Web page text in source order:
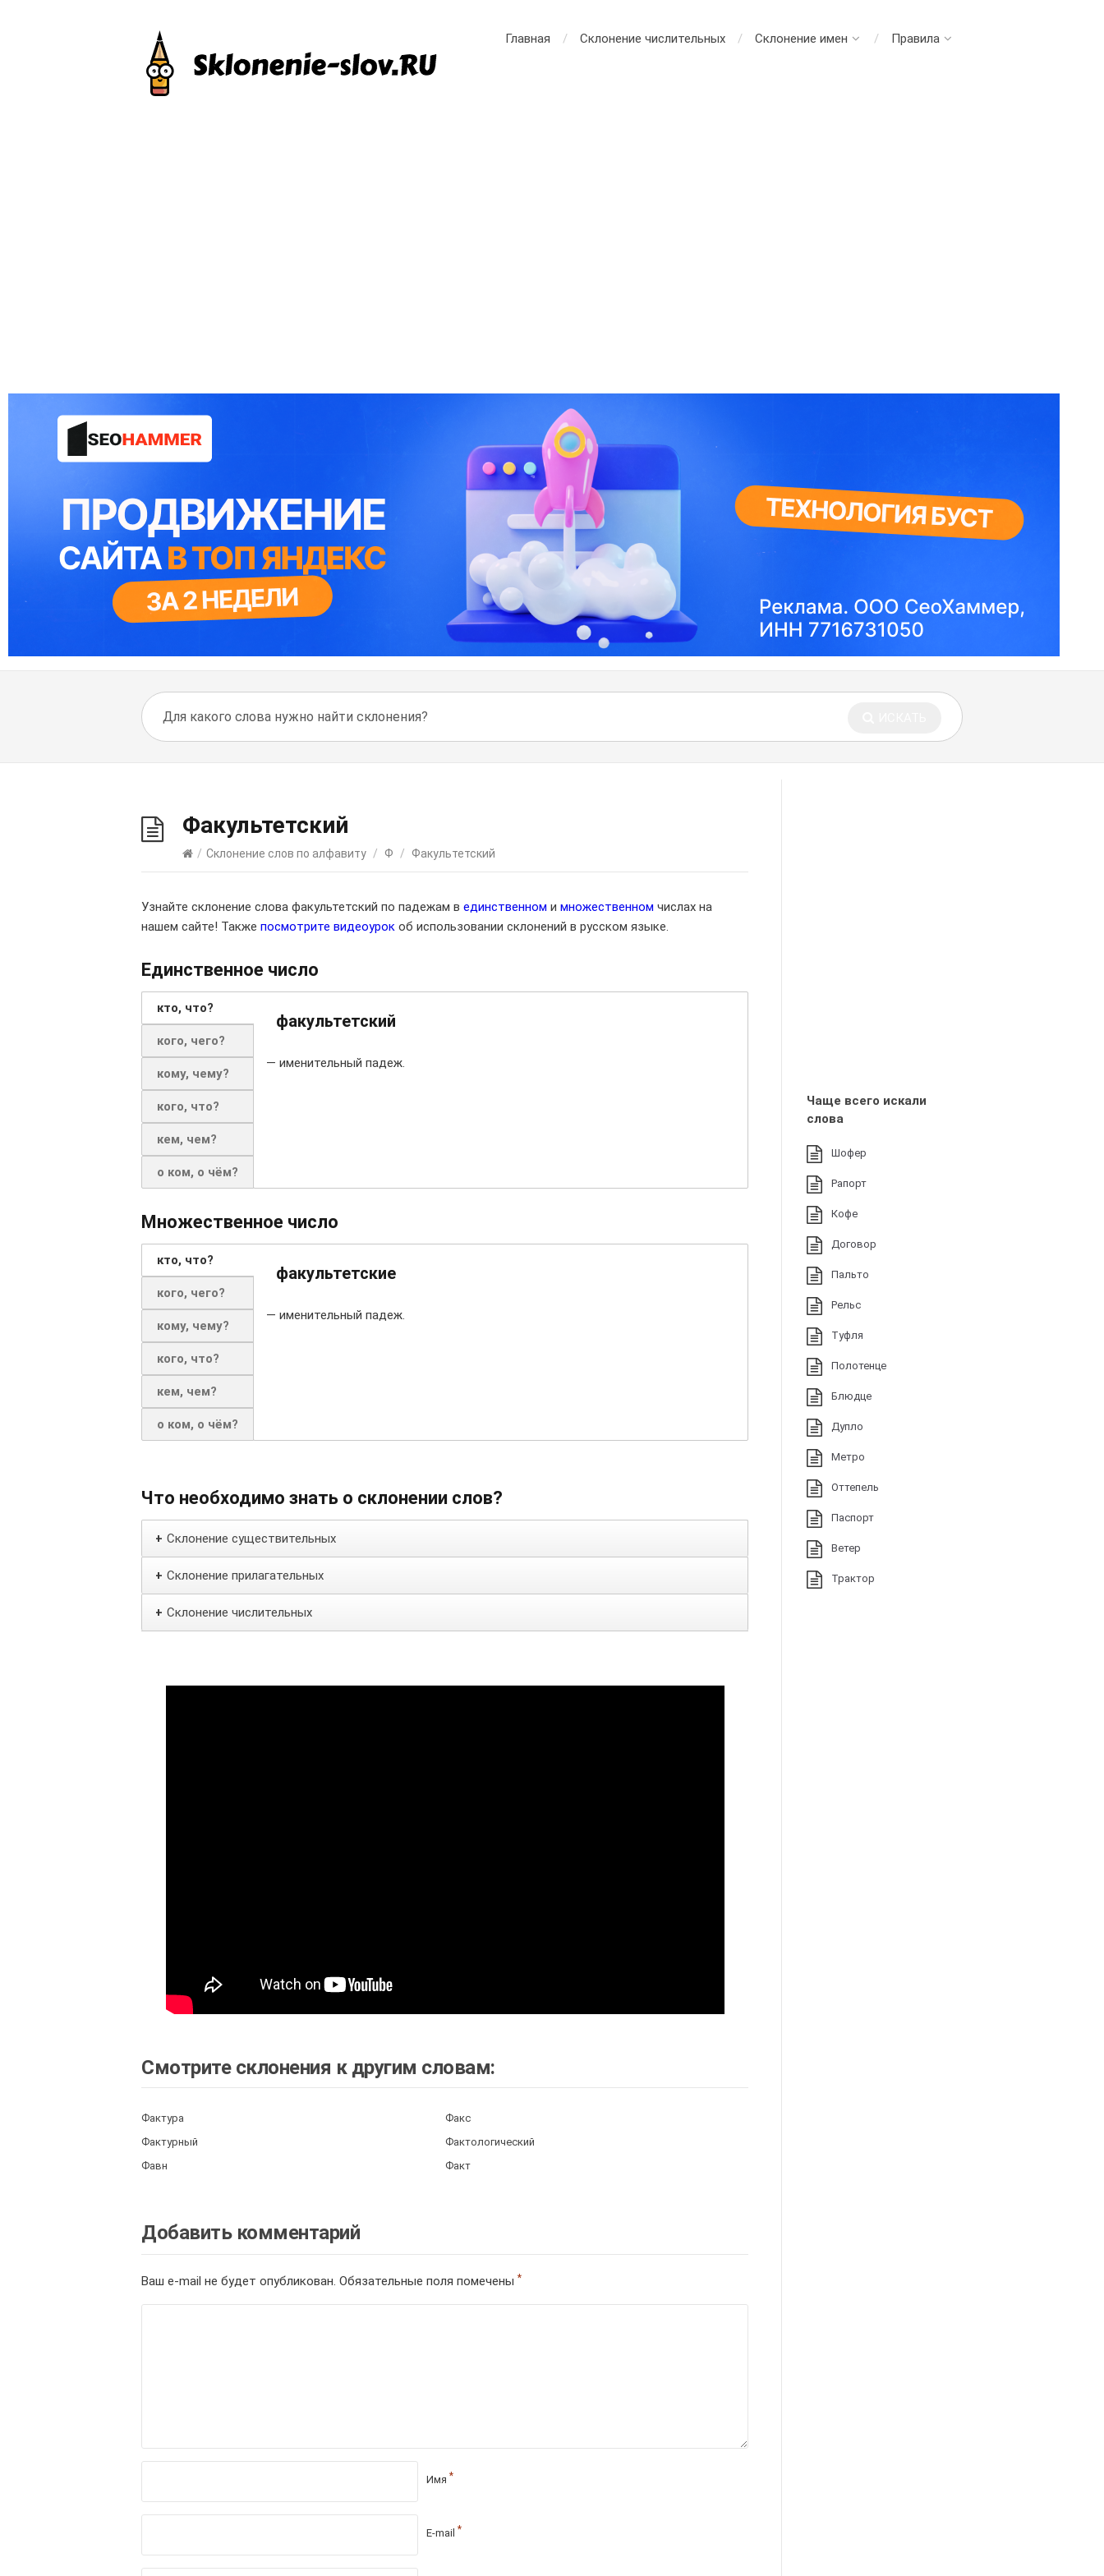
Главная Склонение числительных Склонение имен Правила
Факультетский
/ Склонение слов по алфавиту / Ф / Факультетский
Узнайте склонение слова факультетский по падежам в единственном и множественном числах на
нашем сайте! Также посмотрите видеоурок об использовании склонений в русском языке.
Единственное число
кто, что?
кого, чего?
кому, чему?
кого, что?
кем, чем?
о ком, о чём?
факультетский
— именительный падеж.
Множественное число
кто, что?
кого, чего?
кому, чему?
кого, что?
кем, чем?
о ком, о чём?
факультетские
— именительный падеж.
Что необходимо знать о склонении слов?
+ Склонение существительных
+ Склонение прилагательных
+ Склонение числительных
Смотрите склонения к другим словам:
Фактура
Факс
Фактурный
Фактологический
Фавн
Факт
Добавить комментарий
Ваш e-mail не будет опубликован. Обязательные поля помечены *
Имя *
E-mail *
Чаще всего искали
слова
Шофер
Рапорт
Кофе
Договор
Пальто
Рельс
Туфля
Полотенце
Блюдце
Дупло
Метро
Оттепель
Паспорт
Ветер
Трактор